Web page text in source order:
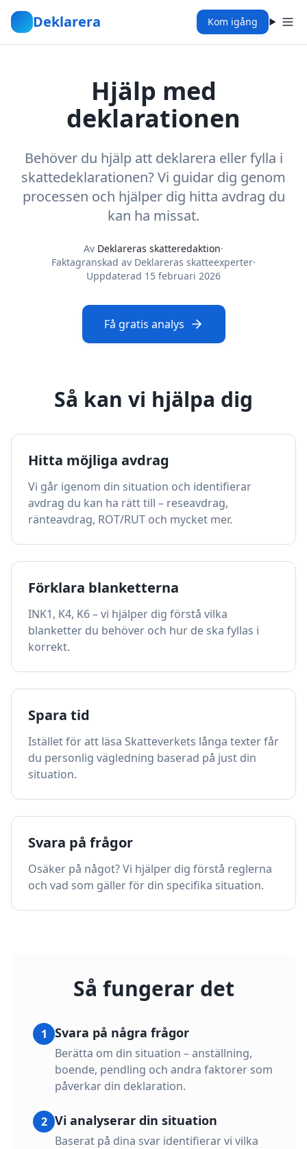
Deklarera Kom igång
Hjälp med
deklarationen
Behöver du hjälp att deklarera eller fylla i
skattedeklarationen? Vi guidar dig genom
processen och hjälper dig hitta avdrag du
kan ha missat.
Av Deklareras skatteredaktion·
Faktagranskad av Deklareras skatteexperter·
Uppdaterad 15 februari 2026
Få gratis analys
Så kan vi hjälpa dig
Hitta möjliga avdrag
Vi går igenom din situation och identifierar
avdrag du kan ha rätt till – reseavdrag,
ränteavdrag, ROT/RUT och mycket mer.
Förklara blanketterna
INK1, K4, K6 – vi hjälper dig förstå vilka
blanketter du behöver och hur de ska fyllas i
korrekt.
Spara tid
Istället för att läsa Skatteverkets långa texter får
du personlig vägledning baserad på just din
situation.
Svara på frågor
Osäker på något? Vi hjälper dig förstå reglerna
och vad som gäller för din specifika situation.
Så fungerar det
1 Svara på några frågor
Berätta om din situation – anställning,
boende, pendling och andra faktorer som
påverkar din deklaration.
2 Vi analyserar din situation
Baserat på dina svar identifierar vi vilka